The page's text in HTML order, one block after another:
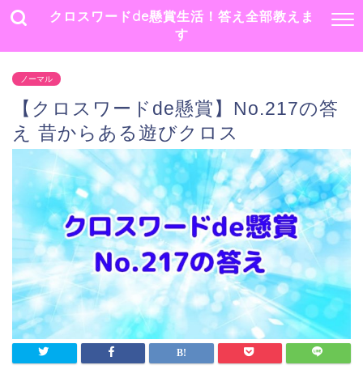
クロスワードde懸賞生活！答え全部教えま
す
ノーマル
【クロスワードde懸賞】No.217の答
え 昔からある遊びクロス